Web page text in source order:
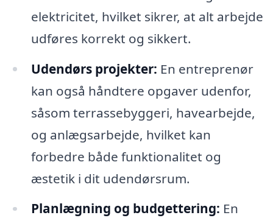
elektricitet, hvilket sikrer, at alt arbejde
udføres korrekt og sikkert.
Udendørs projekter: En entreprenør
kan også håndtere opgaver udenfor,
såsom terrassebyggeri, havearbejde,
og anlægsarbejde, hvilket kan
forbedre både funktionalitet og
æstetik i dit udendørsrum.
Planlægning og budgettering: En